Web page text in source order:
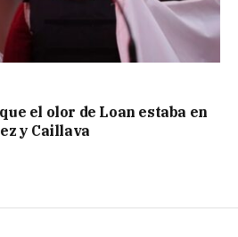
el olor de Loan estaba en
y Caillava